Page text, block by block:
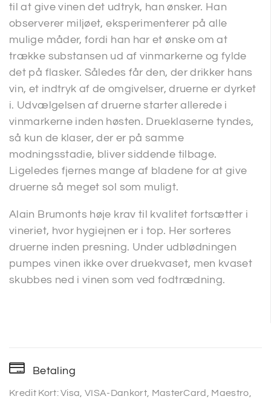
til at give vinen det udtryk, han ønsker. Han
observerer miljøet, eksperimenterer på alle
mulige måder, fordi han har et ønske om at
trække substansen ud af vinmarkerne og fylde
det på flasker. Således får den, der drikker hans
vin, et indtryk af de omgivelser, druerne er dyrket
i. Udvælgelsen af druerne starter allerede i
vinmarkerne inden høsten. Drueklaserne tyndes,
så kun de klaser, der er på samme
modningsstadie, bliver siddende tilbage.
Ligeledes fjernes mange af bladene for at give
druerne så meget sol som muligt.
Alain Brumonts høje krav til kvalitet fortsætter i
vineriet, hvor hygiejnen er i top. Her sorteres
druerne inden presning. Under udblødningen
pumpes vinen ikke over druekvaset, men kvaset
skubbes ned i vinen som ved fodtrædning.
Betaling
Kredit Kort: Visa, VISA-Dankort, MasterCard, Maestro,